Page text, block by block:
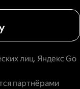
лиц. Яндекс Go
партнёрами